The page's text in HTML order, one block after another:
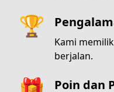
🏆
Kami
berjalan.
Poin dan